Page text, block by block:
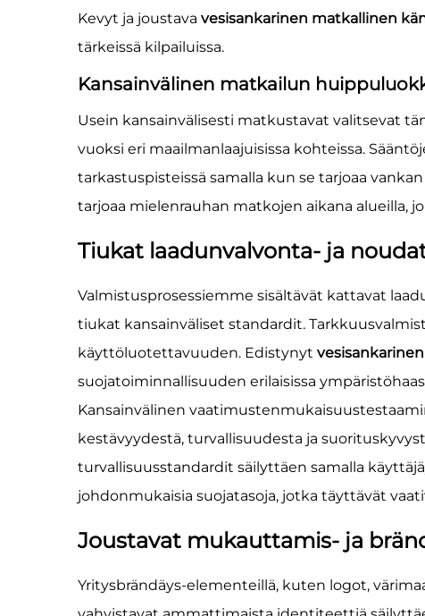
Kevyt ja joustava vesisankarinen matkallinen
tärkeissä kilpailuissa.
Kansainvälinen matkailun
Usein kansainvälisesti matkustavat valitsevat
vuoksi eri maailmanlaajuisissa kohteissa.
tarkastuspisteissä samalla kun se tarjoaa
tarjoaa mielenrauhan matkojen aikana alueilla,
Tiukat laadunvalvonta- ja
Valmistusprosessiemme sisältävät kattavat
tiukat kansainväliset standardit.
käyttöluotettavuuden. Edistynyt
suojatoiminnallisuuden erilaisissa
Kansainvälinen
kestävyydestä, turvallisuudesta ja
turvallisuusstandardit säilyttäen samalla
johdonmukaisia suojatasoja, jotka täyttävät
Joustavat mukauttamis- ja
Yritysbrändäys-elementeillä, kuten logot,